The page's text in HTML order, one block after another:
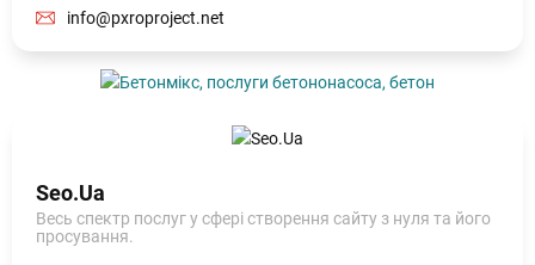
info@pxroproject.net
Seo.Ua
Весь спектр послуг у сфері створення сайту з нуля та його
просування.